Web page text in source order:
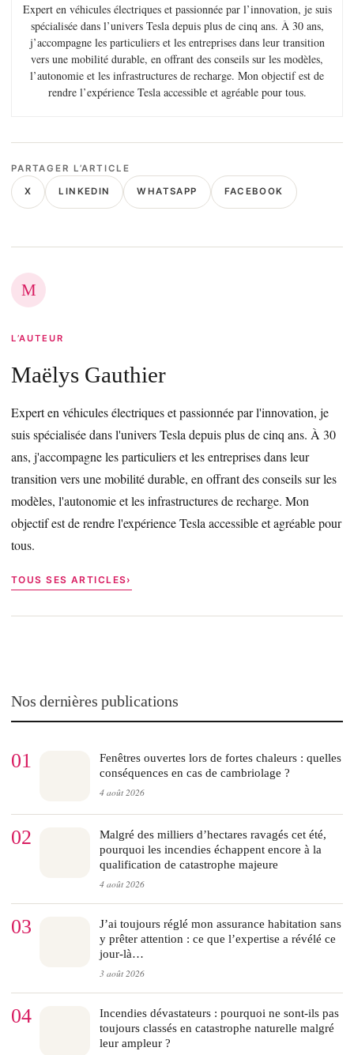
Expert en véhicules électriques et passionnée par l’innovation, je suis
spécialisée dans l’univers Tesla depuis plus de cinq ans. À 30 ans,
j’accompagne les particuliers et les entreprises dans leur transition
vers une mobilité durable, en offrant des conseils sur les modèles,
l’autonomie et les infrastructures de recharge. Mon objectif est de
rendre l’expérience Tesla accessible et agréable pour tous.
PARTAGER L’ARTICLE
X LINKEDIN WHATSAPP FACEBOOK
M
L’AUTEUR
Maëlys Gauthier
Expert en véhicules électriques et passionnée par l'innovation, je
suis spécialisée dans l'univers Tesla depuis plus de cinq ans. À 30
ans, j'accompagne les particuliers et les entreprises dans leur
transition vers une mobilité durable, en offrant des conseils sur les
modèles, l'autonomie et les infrastructures de recharge. Mon
objectif est de rendre l'expérience Tesla accessible et agréable pour
tous.
TOUS SES ARTICLES
Nos dernières publications
01
Fenêtres ouvertes lors de fortes chaleurs : quelles
conséquences en cas de cambriolage ?
4 août 2026
02
Malgré des milliers d’hectares ravagés cet été,
pourquoi les incendies échappent encore à la
qualification de catastrophe majeure
4 août 2026
03
J’ai toujours réglé mon assurance habitation sans
y prêter attention : ce que l’expertise a révélé ce
jour-là…
3 août 2026
04
Incendies dévastateurs : pourquoi ne sont-ils pas
toujours classés en catastrophe naturelle malgré
leur ampleur ?